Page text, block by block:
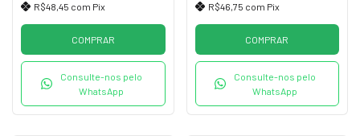
R$48,45 com Pix
COMPRAR
Consulte-nos pelo
WhatsApp
R$46,75 com Pix
COMPRAR
Consulte-nos pelo
WhatsApp